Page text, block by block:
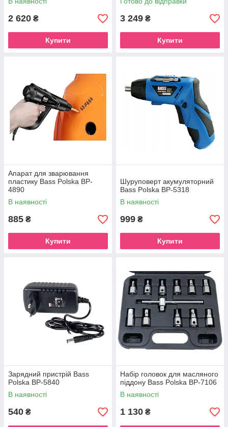
2 620 ₴
Купити
3 249 ₴
Купити
Апарат для зварювання
пластику Bass Polska BP-
4890
В наявності
885 ₴
Купити
Шуруповерт акумуляторний
Bass Polska BP-5318
В наявності
999 ₴
Купити
Зарядний пристрій Bass
Polska BP-5840
В наявності
540 ₴
Набір головок для масляного
піддону Bass Polska BP-7106
В наявності
1 130 ₴